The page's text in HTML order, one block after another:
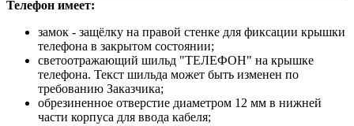
Телефон имеет:
замок - защёлку на правой стенке для фиксации крышки
телефона в закрытом состоянии;
светоотражающий шильд "ТЕЛЕФОН" на крышке
телефона. Текст шильда может быть изменен по
требованию Заказчика;
обрезиненное отверстие диаметром 12 мм в нижней
части корпуса для ввода кабеля;